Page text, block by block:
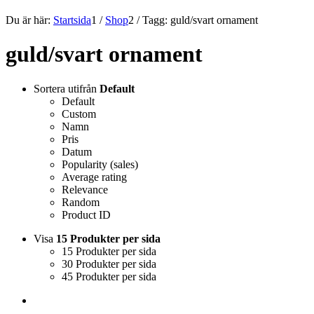
Du är här: Startsida1 / Shop2 / Tagg: guld/svart ornament
guld/svart ornament
Sortera utifrån Default
Default
Custom
Namn
Pris
Datum
Popularity (sales)
Average rating
Relevance
Random
Product ID
Visa 15 Produkter per sida
15 Produkter per sida
30 Produkter per sida
45 Produkter per sida